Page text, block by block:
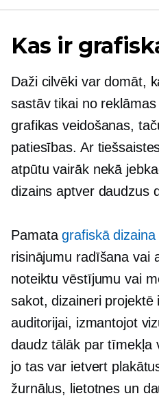
Kas ir
Daži cilvēki var domāt,
sastāv tikai no
grafikas veidošanas,
patiesības. Ar
atpūtu vairāk nekā
dizains aptver daudzus
Pamatagrafiskā
risinājumu radīšana vai
noteiktu vēstījumu vai
sakot, dizaineri projektē
auditorijai, izmantojot
daudz tālāk par tīmekļa
jo ​​​​tas var ietvert
žurnālus, lietotnes un